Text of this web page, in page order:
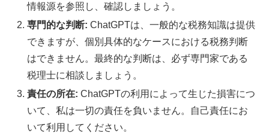
情報源を参照し、確認しましょう。
専門的な判断: ChatGPTは、一般的な税務知識は提供
できますが、個別具体的なケースにおける税務判断
はできません。最終的な判断は、必ず専門家である
税理士に相談しましょう。
責任の所在: ChatGPTの利用によって生じた損害につ
いて、私は一切の責任を負いません。自己責任にお
いて利用してください。